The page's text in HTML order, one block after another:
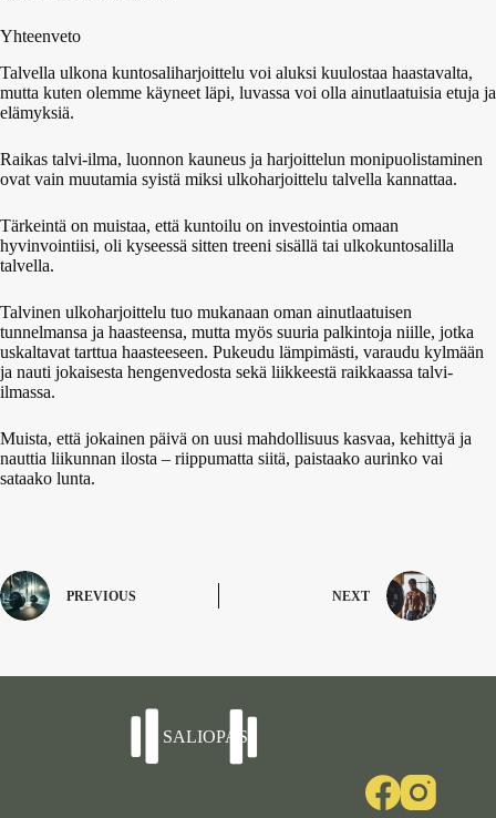
Yhteenveto
Talvella ulkona kuntosaliharjoittelu voi aluksi kuulostaa haastavalta,
mutta kuten olemme käyneet läpi, luvassa voi olla ainutlaatuisia etuja ja
elämyksiä.
Raikas talvi-ilma, luonnon kauneus ja harjoittelun monipuolistaminen
ovat vain muutamia syistä miksi ulkoharjoittelu talvella kannattaa.
Tärkeintä on muistaa, että kuntoilu on investointia omaan
hyvinvointiisi, oli kyseessä sitten treeni sisällä tai ulkokuntosalilla
talvella.
Talvinen ulkoharjoittelu tuo mukanaan oman ainutlaatuisen
tunnelmansa ja haasteensa, mutta myös suuria palkintoja niille, jotka
uskaltavat tarttua haasteeseen. Pukeudu lämpimästi, varaudu kylmään
ja nauti jokaisesta hengenvedosta sekä liikkeestä raikkaassa talvi-
ilmassa.
Muista, että jokainen päivä on uusi mahdollisuus kasvaa, kehittyä ja
nauttia liikunnan ilosta – riippumatta siitä, paistaako aurinko vai
sataako lunta.
PREVIOUS NEXT